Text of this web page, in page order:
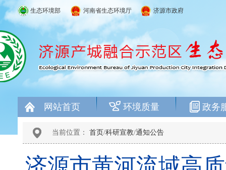
生态环境部 河南省生态环境厅 济源市政府
网站首页 环境质量 政务
当前位置： 首页/科研宣教/通知公告